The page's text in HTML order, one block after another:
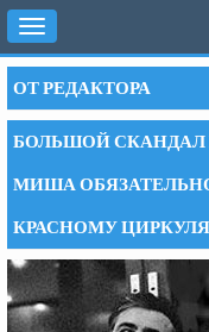
Toggle
navigation
ОТ РЕДАКТОРА
БОЛЬШОЙ
МИША
КРАСНОМУ